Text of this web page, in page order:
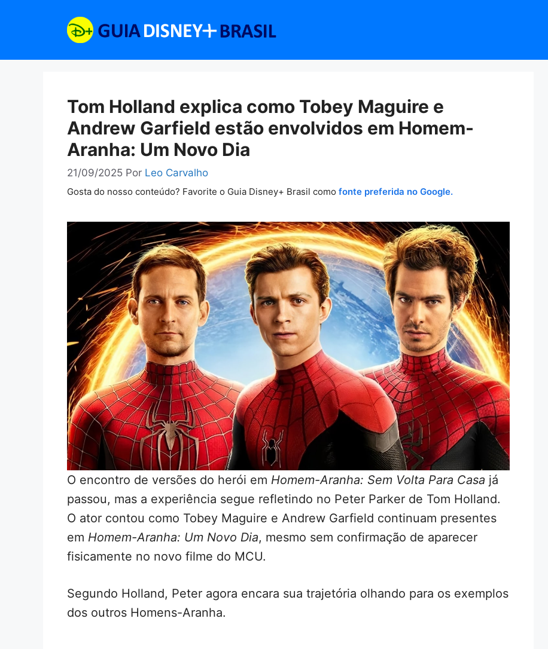
Tom Holland explica como Tobey Maguire e
Andrew Garfield estão envolvidos em Homem-
Aranha: Um Novo Dia
21/09/2025 Por Leo Carvalho
Gosta do nosso conteúdo? Favorite o Guia Disney+ Brasil como fonte preferida no Google.
O encontro de versões do herói em Homem-Aranha: Sem Volta Para Casa já
passou, mas a experiência segue refletindo no Peter Parker de Tom Holland.
O ator contou como Tobey Maguire e Andrew Garfield continuam presentes
em Homem-Aranha: Um Novo Dia, mesmo sem confirmação de aparecer
fisicamente no novo filme do MCU.
Segundo Holland, Peter agora encara sua trajetória olhando para os exemplos
dos outros Homens-Aranha.